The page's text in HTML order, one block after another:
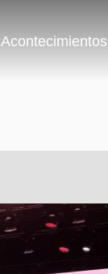
Acontecimientos